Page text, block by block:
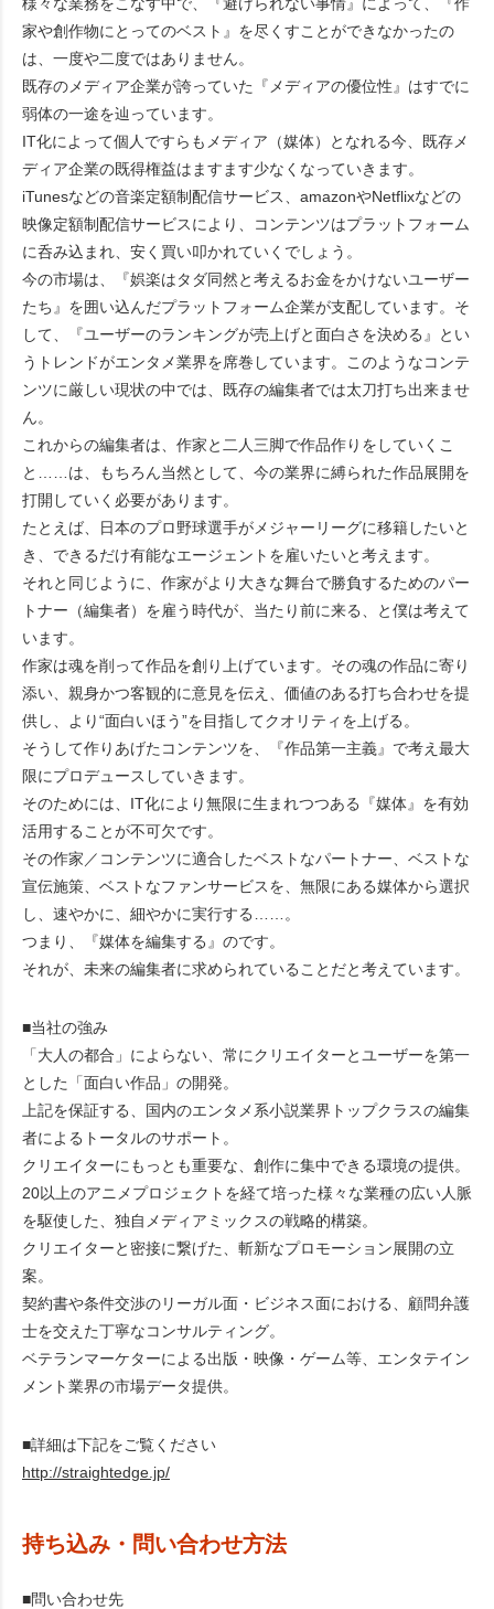
家や創作物にとってのベスト』を尽くすことができなかったの
は、一度や二度ではありません。
既存のメディア企業が誇っていた『メディアの優位性』はすでに
弱体の一途を辿っています。
IT化によって個人ですらもメディア（媒体）となれる今、既存メ
ディア企業の既得権益はますます少なくなっていきます。
iTunesなどの音楽定額制配信サービス、amazonやNetflixなどの
映像定額制配信サービスにより、コンテンツはプラットフォーム
に呑み込まれ、安く買い叩かれていくでしょう。
今の市場は、『娯楽はタダ同然と考えるお金をかけないユーザー
たち』を囲い込んだプラットフォーム企業が支配しています。そ
して、『ユーザーのランキングが売上げと面白さを決める』とい
うトレンドがエンタメ業界を席巻しています。このようなコンテ
ンツに厳しい現状の中では、既存の編集者では太刀打ち出来ませ
ん。
これからの編集者は、作家と二人三脚で作品作りをしていくこ
と……は、もちろん当然として、今の業界に縛られた作品展開を
打開していく必要があります。
たとえば、日本のプロ野球選手がメジャーリーグに移籍したいと
き、できるだけ有能なエージェントを雇いたいと考えます。
それと同じように、作家がより大きな舞台で勝負するためのパー
トナー（編集者）を雇う時代が、当たり前に来る、と僕は考えて
います。
作家は魂を削って作品を創り上げています。その魂の作品に寄り
添い、親身かつ客観的に意見を伝え、価値のある打ち合わせを提
供し、より“面白いほう”を目指してクオリティを上げる。
そうして作りあげたコンテンツを、『作品第一主義』で考え最大
限にプロデュースしていきます。
そのためには、IT化により無限に生まれつつある『媒体』を有効
活用することが不可欠です。
その作家／コンテンツに適合したベストなパートナー、ベストな
宣伝施策、ベストなファンサービスを、無限にある媒体から選択
し、速やかに、細やかに実行する……。
つまり、『媒体を編集する』のです。
それが、未来の編集者に求められていることだと考えています。
■当社の強み
「大人の都合」によらない、常にクリエイターとユーザーを第一
とした「面白い作品」の開発。
上記を保証する、国内のエンタメ系小説業界トップクラスの編集
者によるトータルのサポート。
クリエイターにもっとも重要な、創作に集中できる環境の提供。
20以上のアニメプロジェクトを経て培った様々な業種の広い人脈
を駆使した、独自メディアミックスの戦略的構築。
クリエイターと密接に繋げた、斬新なプロモーション展開の立
案。
契約書や条件交渉のリーガル面・ビジネス面における、顧問弁護
士を交えた丁寧なコンサルティング。
ベテランマーケターによる出版・映像・ゲーム等、エンタテイン
メント業界の市場データ提供。
■詳細は下記をご覧ください
http://straightedge.jp/
持ち込み・問い合わせ方法
■問い合わせ先